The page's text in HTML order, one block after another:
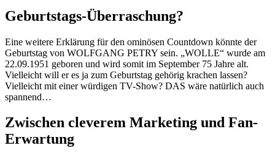
Geburtstags-Überraschung?
Eine weitere Erklärung für den ominösen Countdown könnte der
Geburtstag von WOLFGANG PETRY sein. „WOLLE“ wurde am
22.09.1951 geboren und wird somit im September 75 Jahre alt.
Vielleicht will er es ja zum Geburtstag gehörig krachen lassen?
Vielleicht mit einer würdigen TV-Show? DAS wäre natürlich auch
spannend…
Zwischen cleverem Marketing und Fan-
Erwartung